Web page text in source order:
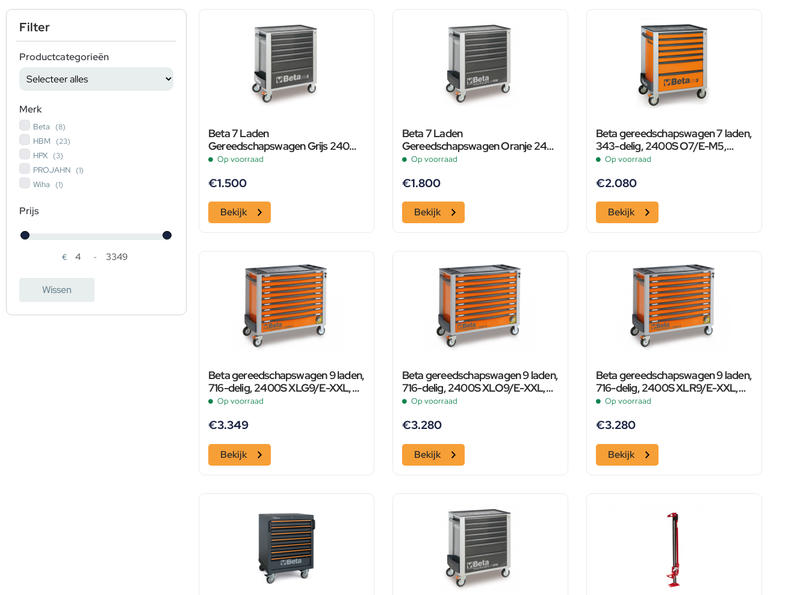
Filter
Productcategorieën
Merk
Beta (8)
HBM (23)
HPX (3)
PROJAHN (1)
Wiha (1)
Prijs
€
Minimale prijs
-
Maximale prijs
Wissen
Beta 7 Laden
Gereedschapswagen Grijs 240
Delig 2400S G7/E-S
Op voorraad
€1.500
Bekijk
Beta 7 Laden
Gereedschapswagen Oranje 240
Delig 2400S O7/E-S
Op voorraad
€1.800
Bekijk
Beta gereedschapswagen 7 laden,
343-delig, 2400S O7/E-M5,
oranje
Op voorraad
€2.080
Bekijk
Beta gereedschapswagen 9 laden,
716-delig, 2400S XLG9/E-XXL,
grijsOp voorraad
€3.349
Bekijk
Beta gereedschapswagen 9 laden,
716-delig, 2400S XLO9/E-XXL,
oranje
Op voorraad
€3.280
Bekijk
Beta gereedschapswagen 9 laden,
716-delig, 2400S XLR9/E-XXL,
roodOp voorraad
€3.280
Bekijk